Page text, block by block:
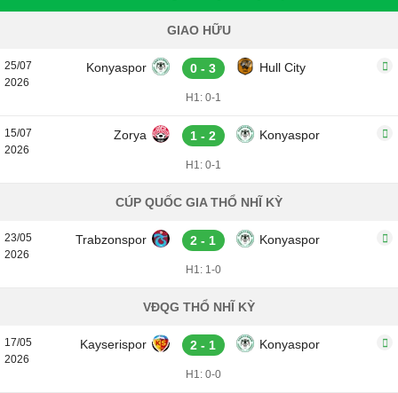
GIAO HỮU
25/07
2026
Konyaspor 0 - 3 Hull City
H1: 0-1
15/07
2026
Zorya 1 - 2 Konyaspor
H1: 0-1
CÚP QUỐC GIA THỔ NHĨ KỲ
23/05
2026
Trabzonspor 2 - 1 Konyaspor
H1: 1-0
VĐQG THỔ NHĨ KỲ
17/05
2026
Kayserispor 2 - 1 Konyaspor
H1: 0-0